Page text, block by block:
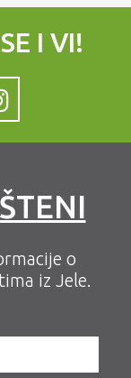
I VI!
o
iz Jele.